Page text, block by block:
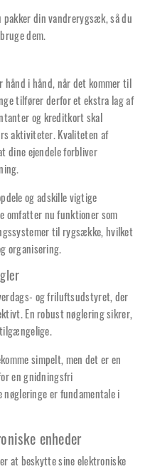
pakker din vandrerygsæk, så du
dem.
hånd i hånd, når det kommer til
tilfører derfor et ekstra lag af
og kreditkort skal
aktiviteter. Kvaliteten af
dine ejendele forbliver
og adskille vigtige
omfatter nu funktioner som
til rygsække, hvilket
organisering.
og friluftsudstyret, der
En robust nøglering sikrer,
simpelt, men det er en
en gnidningsfri
er fundamentale i
enheder
at beskytte sine elektroniske